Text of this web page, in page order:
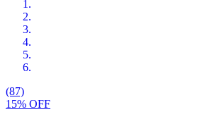
(87)
15% OFF